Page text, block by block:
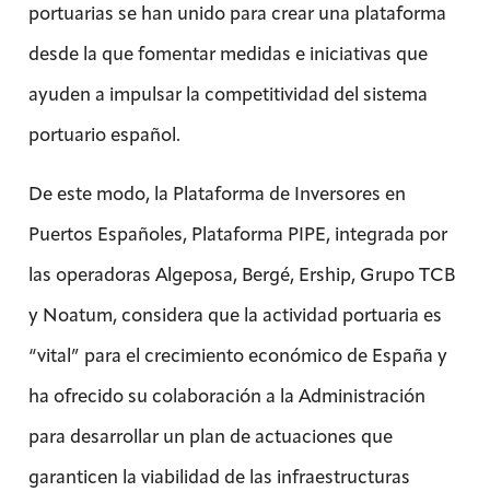
portuarias se han unido para crear una plataforma
desde la que fomentar medidas e iniciativas que
ayuden a impulsar la competitividad del sistema
portuario español.
De este modo, la Plataforma de Inversores en
Puertos Españoles, Plataforma PIPE, integrada por
las operadoras Algeposa, Bergé, Ership, Grupo TCB
y Noatum, considera que la actividad portuaria es
“vital” para el crecimiento económico de España y
ha ofrecido su colaboración a la Administración
para desarrollar un plan de actuaciones que
garanticen la viabilidad de las infraestructuras